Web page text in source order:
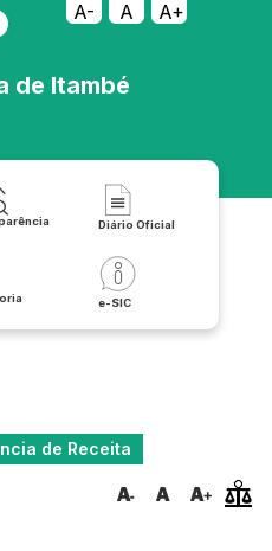
A- A A+
de Itambé
Diário Oficial
e-SIC
de Receita